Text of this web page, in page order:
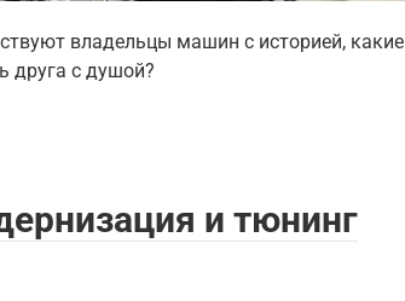
владельцы машин с историей, какие
друга с душой?
и тюнинг